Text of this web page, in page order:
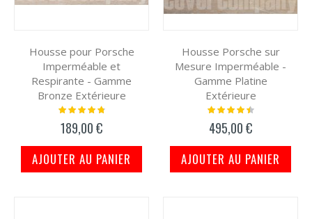
Housse pour Porsche
Imperméable et
Respirante - Gamme
Bronze Extérieure
Notation:
189,00 €
AJOUTER AU PANIER
Housse Porsche sur
Mesure Imperméable -
Gamme Platine
Extérieure
Notation:
495,00 €
AJOUTER AU PANIER